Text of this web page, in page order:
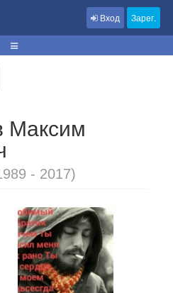
Вход Зарег.
Максим
- 2017)